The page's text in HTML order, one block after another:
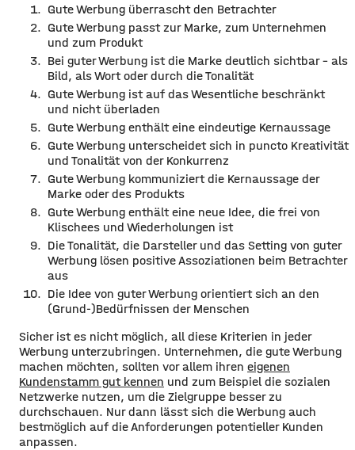
Gute Werbung überrascht den Betrachter
Gute Werbung passt zur Marke, zum Unternehmen
und zum Produkt
Bei guter Werbung ist die Marke deutlich sichtbar – als
Bild, als Wort oder durch die Tonalität
Gute Werbung ist auf das Wesentliche beschränkt
und nicht überladen
Gute Werbung enthält eine eindeutige Kernaussage
Gute Werbung unterscheidet sich in puncto Kreativität
und Tonalität von der Konkurrenz
Gute Werbung kommuniziert die Kernaussage der
Marke oder des Produkts
Gute Werbung enthält eine neue Idee, die frei von
Klischees und Wiederholungen ist
Die Tonalität, die Darsteller und das Setting von guter
Werbung lösen positive Assoziationen beim Betrachter
aus
Die Idee von guter Werbung orientiert sich an den
(Grund-)Bedürfnissen der Menschen
Sicher ist es nicht möglich, all diese Kriterien in jeder
Werbung unterzubringen. Unternehmen, die gute Werbung
machen möchten, sollten vor allem ihren eigenen
Kundenstamm gut kennen und zum Beispiel die sozialen
Netzwerke nutzen, um die Zielgruppe besser zu
durchschauen. Nur dann lässt sich die Werbung auch
bestmöglich auf die Anforderungen potentieller Kunden
anpassen.